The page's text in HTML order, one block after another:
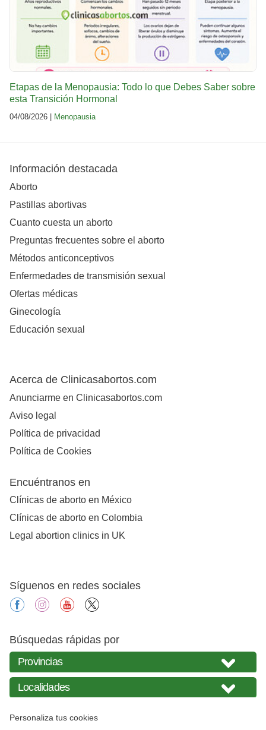
Etapas de la Menopausia: Todo lo que Debes Saber sobre
esta Transición Hormonal
04/08/2026 | Menopausia
Información destacada
Aborto
Pastillas abortivas
Cuanto cuesta un aborto
Preguntas frecuentes sobre el aborto
Métodos anticonceptivos
Enfermedades de transmisión sexual
Ofertas médicas
Ginecología
Educación sexual
Acerca de Clinicasabortos.com
Anunciarme en Clinicasabortos.com
Aviso legal
Política de privacidad
Política de Cookies
Encuéntranos en
Clínicas de aborto en México
Clínicas de aborto en Colombia
Legal abortion clinics in UK
Síguenos en redes sociales
facebookinstagramyoutube
Búsquedas rápidas por
Personaliza tus cookies